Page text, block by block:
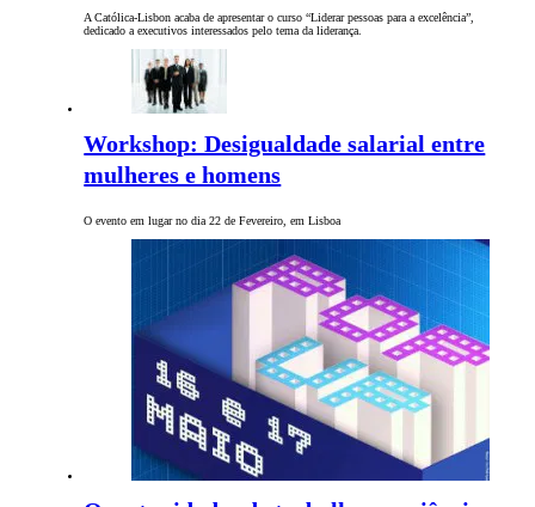
A Católica-Lisbon acaba de apresentar o curso “Liderar pessoas para a excelência”,
dedicado a executivos interessados pelo tema da liderança.
Workshop: Desigualdade salarial entre
mulheres e homens
O evento em lugar no dia 22 de Fevereiro, em Lisboa